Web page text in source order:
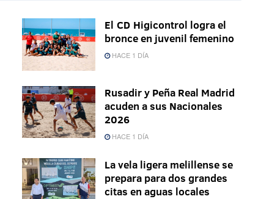
El CD Higicontrol logra el
bronce en juvenil femenino
HACE 1 DÍA
Rusadir y Peña Real Madrid
acuden a sus Nacionales
2026
HACE 1 DÍA
La vela ligera melillense se
prepara para dos grandes
citas en aguas locales